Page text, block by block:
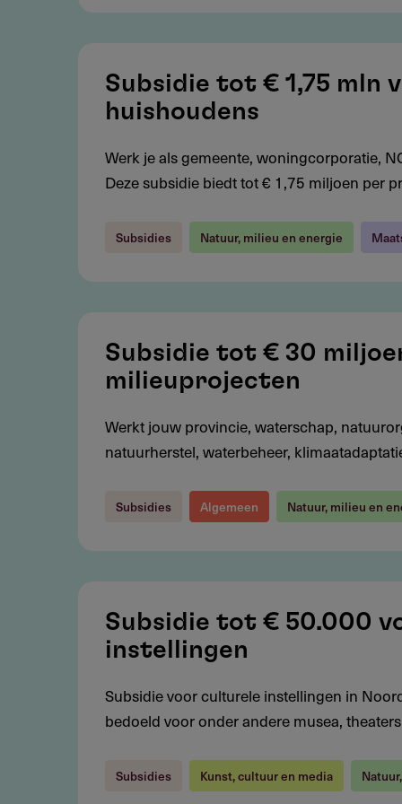
tot
mln
voor
energiearmoede
Subsidie tot € 1,75 mln
huishoudens
Werk je als gemeente, woningcorporatie,
Deze subsidie biedt tot € 1,75 miljoen per
Subsidies Natuur, milieu en energie
tot
miljoen
voor
natuur-
Subsidie tot € 30
milieuprojecten
Werkt jouw provincie, waterschap,
natuurherstel, waterbeheer,
Subsidies Algemeen Natuur, milieu en
tot
voor
verduurzaming
instellingen
Subsidie tot € 50.000
instellingen
Subsidie voor culturele instellingen in
bedoeld voor onder andere musea,
Subsidies Kunst, cultuur en media